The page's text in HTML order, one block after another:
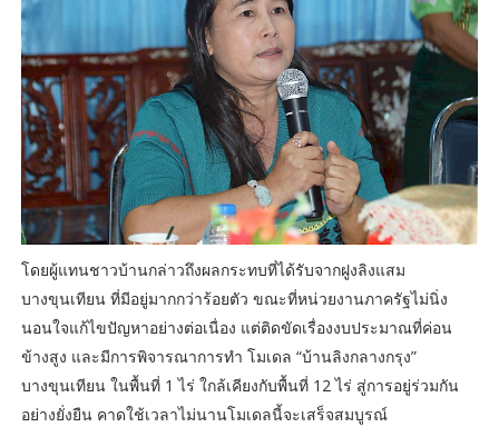
โดยผู้แทนชาวบ้านกล่าวถึงผลกระทบที่ได้รับจากฝูงลิงแสม
บางขุนเทียน ที่มีอยู่มากกว่าร้อยตัว ขณะที่หน่วยงานภาครัฐไม่นิ่ง
นอนใจแก้ไขปัญหาอย่างต่อเนื่อง แต่ติดขัดเรื่องงบประมาณที่ค่อน
ข้างสูง และมีการพิจารณาการทำ โมเดล “บ้านลิงกลางกรุง”
บางขุนเทียน ในพื้นที่ 1 ไร่ ใกล้เคียงกับพื้นที่ 12 ไร่ สู่การอยู่ร่วมกัน
อย่างยั่งยืน คาดใช้เวลาไม่นานโมเดลนี้จะเสร็จสมบูรณ์